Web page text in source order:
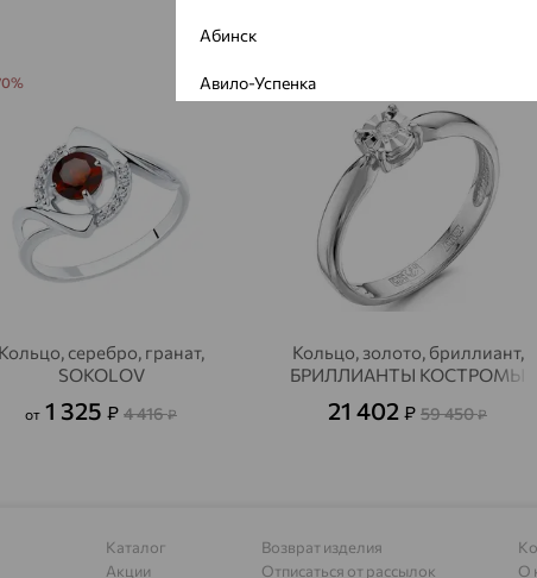
Кольцо, серебро, гранат,
SOKOLOV
от 1 325 ₽ 4 416₽
Кольцо, золото, бриллиант,
БРИЛЛИАНТЫ КОСТРОМЫ
21 402 ₽ 59 450₽
64%
Каталог
Акции
Возврат изделия
Отписаться от рассылок
О
Абинск
Авило-Успенка
Адыгейск
Актаныш